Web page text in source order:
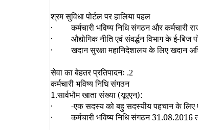
श्रम सुविधा पोर्टल पर हालिया पहल
·कर्मचारी भविष्य निधि संगठन और कर्मचारी
· औद्योगिक नीति एवं संवर्द्धन विभाग के ई-बिज
·खदान सुरक्षा महानिदेशालय के लिए खदान
सेवा का बेहतर प्रतिपादनः .2
कर्मचारी भविष्य निधि संगठन
1.सार्वभौम खाता संख्या (यूएएन):
· -एक सदस्य को बहु सदस्यीय पहचान के लिए
·कर्मचारी भविष्य निधि संगठन31.08.2016